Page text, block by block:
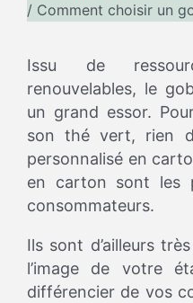
/ Comment choisir un
Issu de
renouvelables, le
un grand essor.
son thé vert, rien
personnalisé en
en carton sont les
consommateurs.
Ils sont d’ailleurs
l’image de votre
différencier de vos